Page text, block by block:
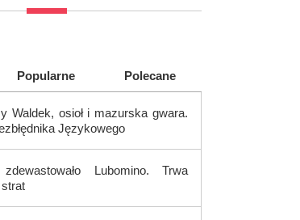
Popularne Polecane
Waldek, osioł i mazurska gwara.
Językowego
Lubomino. Trwa